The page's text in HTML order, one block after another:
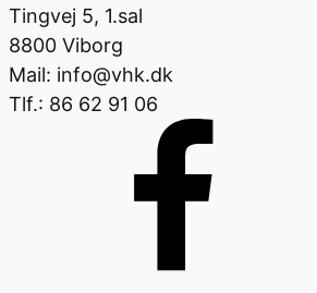
Tingvej 5, 1.sal
8800 Viborg
Mail: info@vhk.dk
Tlf.: 86 62 91 06